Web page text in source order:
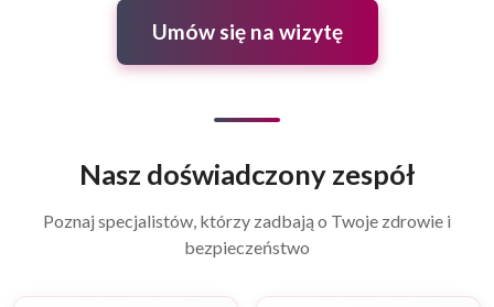
Umów się na wizytę
Nasz doświadczony zespół
Poznaj specjalistów, którzy zadbają o Twoje zdrowie i
bezpieczeństwo